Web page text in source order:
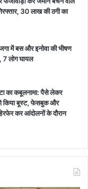
30 लाख की ठगी का
में बस और इनोवा की भीषण
7 लोग घायल
का कबूलनामा: पैसे लेकर
किया बूस्ट, फेसबुक और
कर आंदोलनों के दौरान